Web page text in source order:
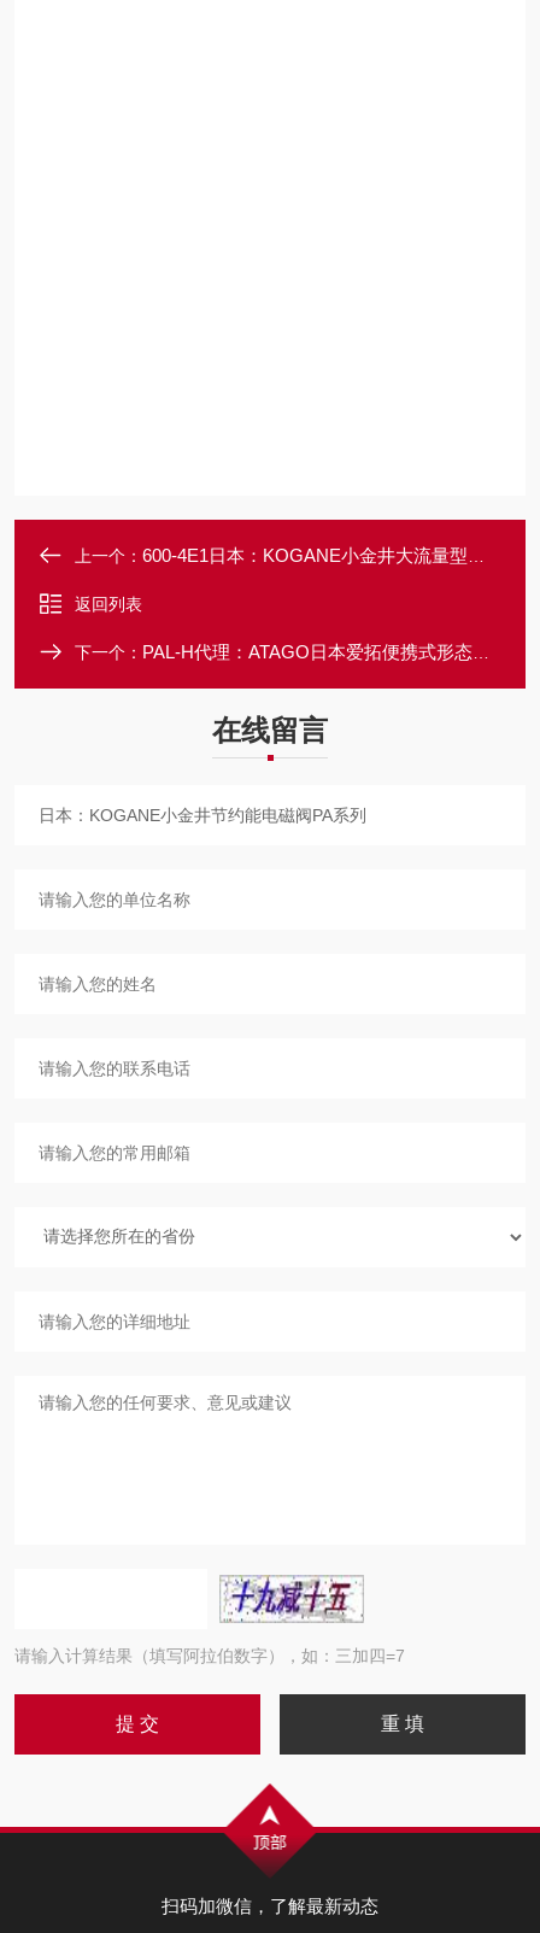
上一个： 600-4E1日本：KOGANE小金井大流量型电磁阀600系列
返回列表
下一个： PAL-H代理：ATAGO日本爱拓便携式形态折光仪
在线留言
请输入计算结果（填写阿拉伯数字），如：三加四=7
扫码加微信，了解最新动态